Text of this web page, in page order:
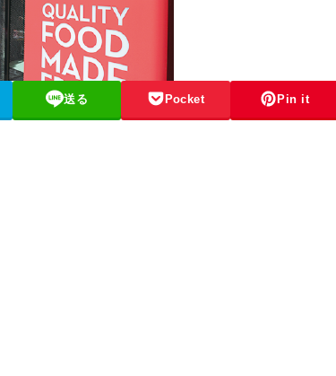
送る Pocket Pin it